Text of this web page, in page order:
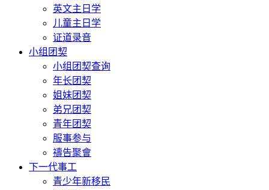
英文主日学
儿童主日学
证道录音
小组团契
小组团契查询
年长团契
姐妹团契
弟兄团契
青年团契
服事参与
禱告聚會
下一代事工
青少年新移民